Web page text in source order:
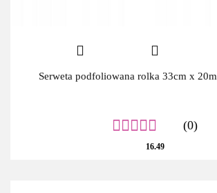
Serweta podfoliowana rolka 33cm x
(0)
16.49